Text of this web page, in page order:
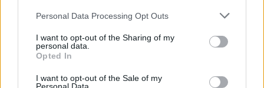
Please note that this website/app uses one or more Google
not limited to your visit or usage behaviour. You may click to
grant or deny consent to Google and its third-party tags to
use your data for below specified purposes in below Google
consent section.
Personal Data Processing Opt Outs
I want to opt-out of the Sharing of my
personal data.
Opted In
I want to opt-out of the Sale of my
Διαβάζονται αυτή τη στιγμή
Η γαλάζια «θετική ατζέντα» στο δρόμο για το
2027 - Το παράπονο της Καρυστιανού - Στον